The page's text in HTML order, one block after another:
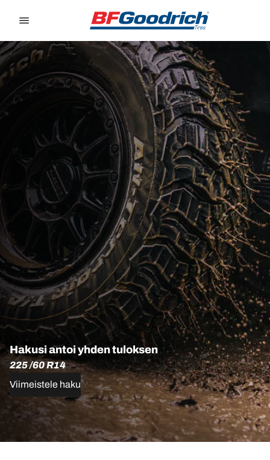
Hakusi antoi yhden tuloksen
225 /60 R14
Viimeistele haku